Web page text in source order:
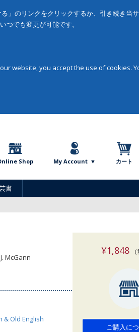
」のリンクをクリックするか、引き続き当
でも変更が可能です。
website, you accept the use of cookies.
Shop My Account カート
書
McGann
& Old English
¥1,848（
ご購入に